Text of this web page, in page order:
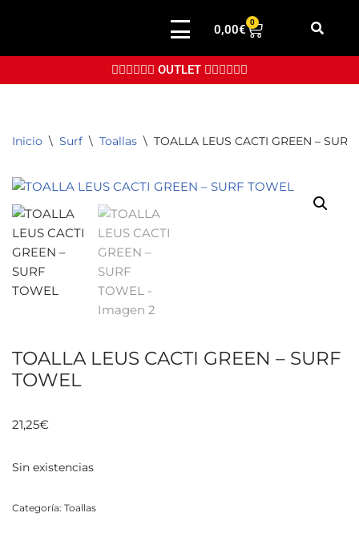
contenido
0,00€
0
👉🏼👉🏼👉🏼 OUTLET 👈🏼👈🏼👈🏼
Inicio \ Surf \ Toallas \ TOALLA LEUS CACTI GREEN –
TOALLA LEUS CACTI GREEN – SURF
TOWEL
21,25€
Sin existencias
Categoría: Toallas